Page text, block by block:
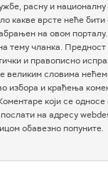
расну и
какве врсте неће
на овом
тему чланка.
и правописно
великим словима
избора и краћења
који се односе
на адресу
обавезно попуните.